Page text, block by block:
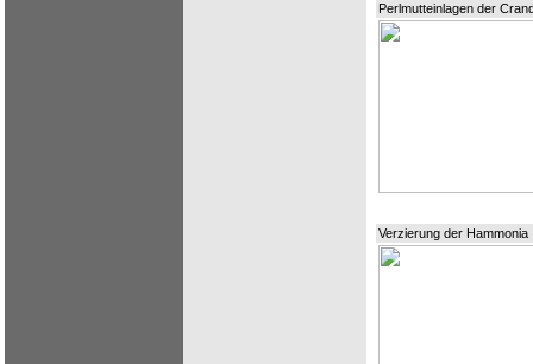
Perlmutteinlagen der
Verzierung der Hammonia